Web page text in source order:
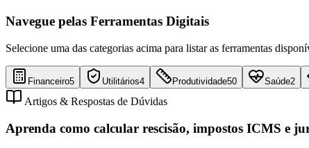
Navegue pelas Ferramentas Digitais
Selecione uma das categorias acima para listar as ferramentas
Financeiro5 Utilitários4 Produtividade50 Saúde2
Artigos & Respostas de Dúvidas
Aprenda como calcular rescisão, impostos ICMS e